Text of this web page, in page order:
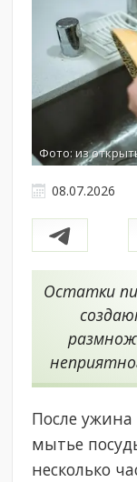
Фото: из
08.07.2026
Остатки
После
мытье
несколько